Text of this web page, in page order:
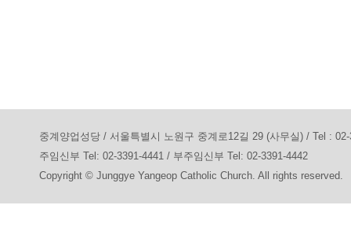
중계양업성당 / 서울특별시 노원구 중계로12길 29 (사무실) / Tel :
주임신부 Tel: 02-3391-4441 / 부주임신부 Tel: 02-3391-4442
Copyright © Junggye Yangeop Catholic Church. All rights reserved.